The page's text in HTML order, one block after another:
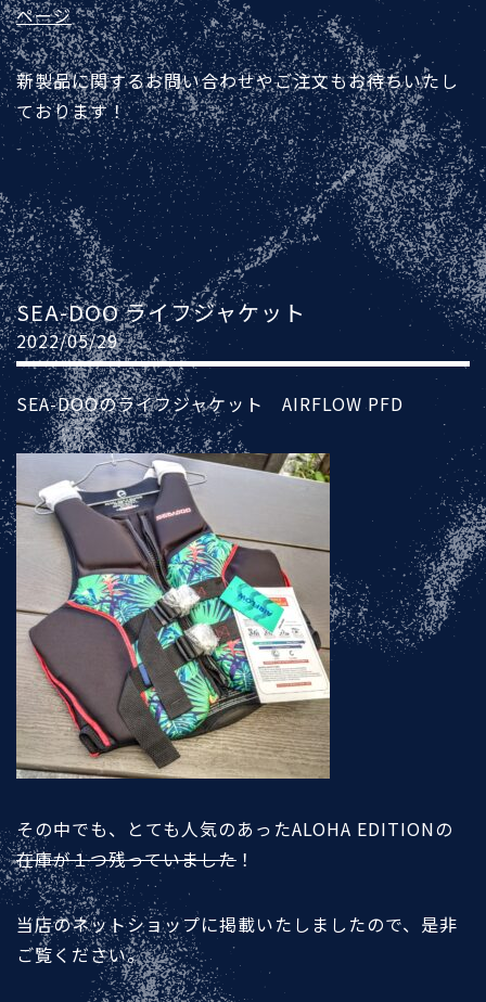
ページ
新製品に関するお問い合わせやご注文もお待ちいたし
ております！
SEA-DOO ライフジャケット
2022/05/29
SEA-DOOのライフジャケット AIRFLOW PFD
その中でも、とても人気のあったALOHA EDITIONの
在庫が１つ残っていました ！
当店のネットショップに掲載いたしましたので、是非
ご覧ください。